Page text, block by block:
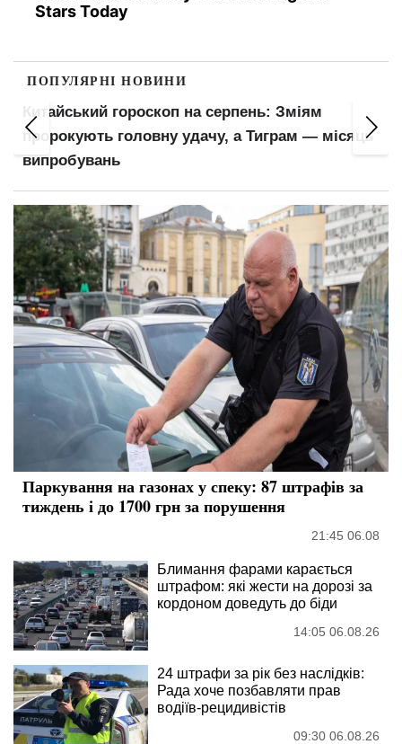
Stars Today
ПОПУЛЯРНІ НОВИНИ
Пенсіонери відчують прибавку в гаманцях:
ПФУ оновив важливий показник для
розрахунку виплат
Паркування на газонах у спеку: 87 штрафів за
тиждень і до 1700 грн за порушення
21:45 06.08
Блимання фарами карається
штрафом: які жести на дорозі за
кордоном доведуть до біди
14:05 06.08.26
24 штрафи за рік без наслідків:
Рада хоче позбавляти прав
водіїв-рецидивістів
09:30 06.08.26